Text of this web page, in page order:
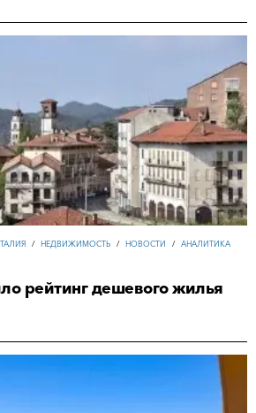
/ НЕДВИЖИМОСТЬ / НОВОСТИ / АНАЛИТИКА
рейтинг дешевого жилья